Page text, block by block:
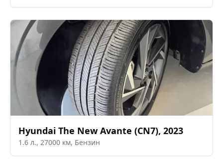
Hyundai The New Avante (CN7), 2023
1.6 л., 27000 км, Бензин